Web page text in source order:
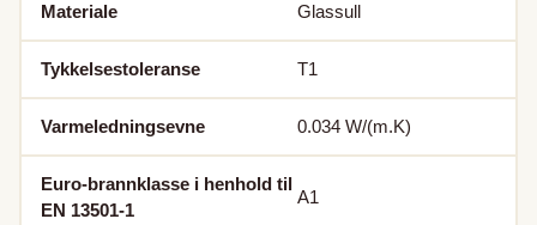
Materiale Glassull
Tykkelsestoleranse T1
Varmeledningsevne 0.034 W/(m.K)
Euro-brannklasse i henhold til
EN 13501-1
A1